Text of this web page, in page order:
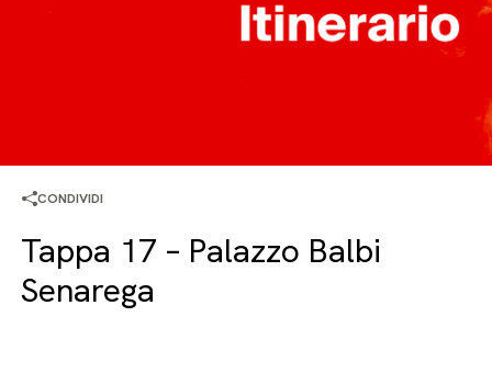
CONDIVIDI
Tappa 17 – Palazzo Balbi
Senarega